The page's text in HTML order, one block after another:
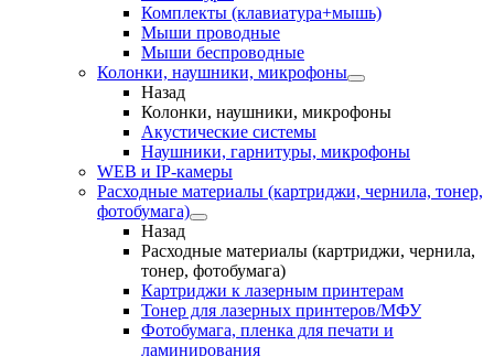
Комплекты (клавиатура+мышь)
Мыши проводные
Мыши беспроводные
Колонки, наушники, микрофоны
Назад
Колонки, наушники, микрофоны
Акустические системы
Наушники, гарнитуры, микрофоны
WEB и IP-камеры
Расходные материалы (картриджи, чернила, тонер,
фотобумага)
Назад
Расходные материалы (картриджи, чернила,
тонер, фотобумага)
Картриджи к лазерным принтерам
Тонер для лазерных принтеров/МФУ
Фотобумага, пленка для печати и
ламинирования